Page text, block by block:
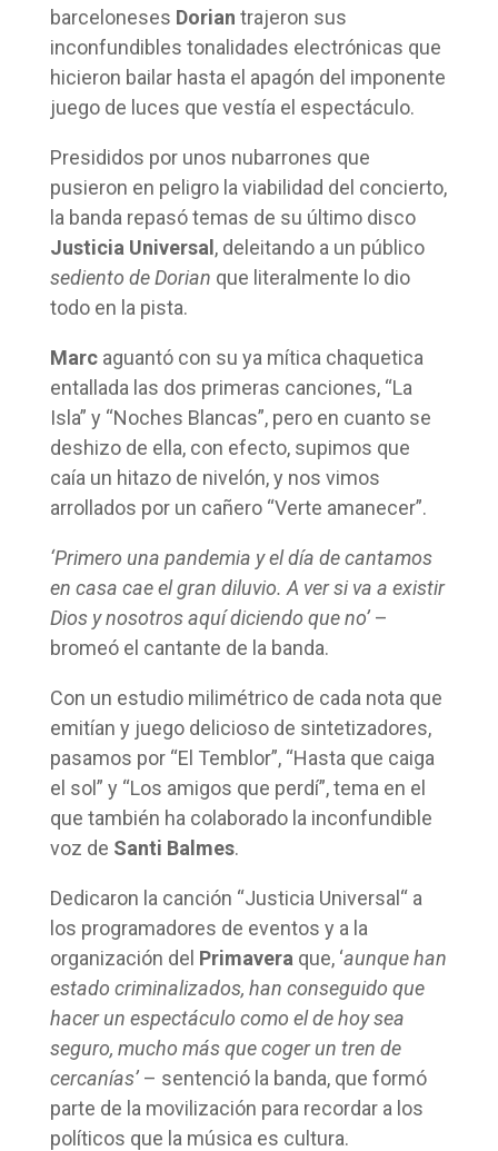
barceloneses Dorian trajeron sus
inconfundibles tonalidades electrónicas que
hicieron bailar hasta el apagón del imponente
juego de luces que vestía el espectáculo.
Presididos por unos nubarrones que
pusieron en peligro la viabilidad del concierto,
la banda repasó temas de su último disco
Justicia Universal, deleitando a un público
sediento de Dorian que literalmente lo dio
todo en la pista.
Marcaguantó con su ya mítica chaquetica
entallada las dos primeras canciones, “La
Isla” y “Noches Blancas”, pero en cuanto se
deshizo de ella, con efecto, supimos que
caía un hitazo de nivelón, y nos vimos
arrollados por un cañero “Verte amanecer”.
‘Primero una pandemia y el día de cantamos
en casa cae el gran diluvio. A ver si va a existir
Dios y nosotros aquí diciendo que no’–
bromeó el cantante de la banda.
Con un estudio milimétrico de cada nota que
emitían y juego delicioso de sintetizadores,
pasamos por “El Temblor”, “Hasta que caiga
el sol” y “Los amigos que perdí”, tema en el
que también ha colaborado la inconfundible
voz de Santi Balmes.
Dedicaron la canción “Justicia Universal“ a
los programadores de eventos y a la
organización del Primavera que, ‘aunque han
estado criminalizados, han conseguido que
hacer un espectáculo como el de hoy sea
seguro, mucho más que coger un tren de
cercanías’– sentenció la banda, que formó
parte de la movilización para recordar a los
políticos que la música es cultura.